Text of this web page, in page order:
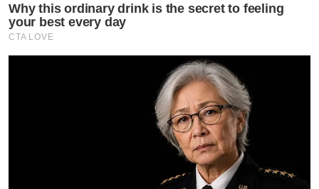
Why this ordinary drink is the secret to feeling
your best every day
CTA LOVE